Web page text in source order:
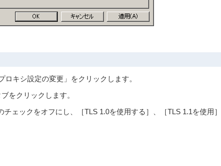
キシ設定の変更」をクリックします。
をクリックします。
ェックをオフにし、［TLS 1.0を使用する］、［TLS 1.1を使用